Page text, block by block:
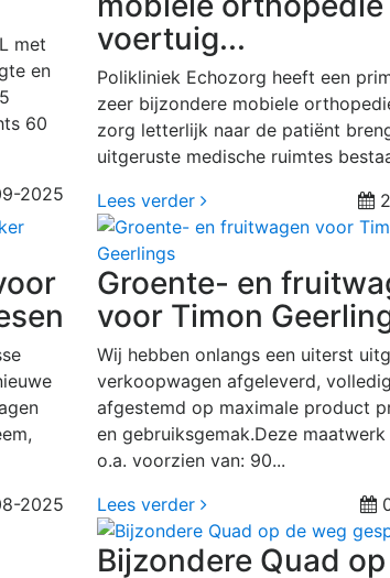
met
en
60
2025
voertuig...
Polikliniek Echozorg heeft een
zeer bijzondere mobiele
zorg letterlijk naar de patiënt
uitgeruste medische ruimtes
Lees verder
2025
Groente- en
voor Timon
Wij hebben onlangs een uiterst
verkoopwagen afgeleverd, volledig
afgestemd op maximale product
en gebruiksgemak.Deze
o.a. voorzien van: 90...
Lees verder
Bijzondere Quad